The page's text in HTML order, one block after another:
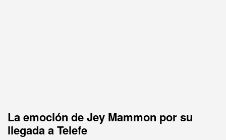
La emoción de Jey Mammon por su
llegada a Telefe